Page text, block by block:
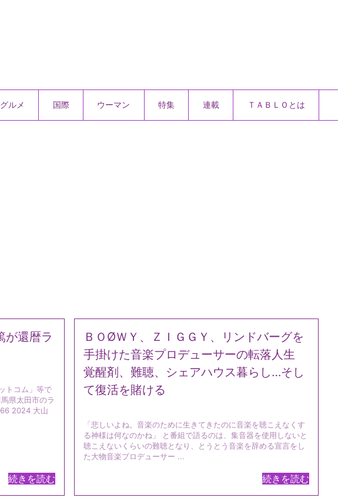
グルメ 国際 ウーマン 特集 連載 ＴＡＢＬＯとは
が還暦ラ
トコム」等で
県太田市のラ
2024 大山
続きを読む
ＢＯØＷＹ、ＺＩＧＧＹ、リンドバーグを
手掛けた音楽プロデューサーの転落人生
覚醒剤、難聴、シェアハウス暮らし…そし
て復活を賭ける
「悲しいよね。音楽のために生きてきたのに音楽を聴こえなくす
る神様は何なのかね」 と番組で語るのは、集音器を使用しないと
聴こえないくらいの難聴となり、とうとう音楽を辞める宣言をし
た大物音楽プロデューサー ...
続きを読む